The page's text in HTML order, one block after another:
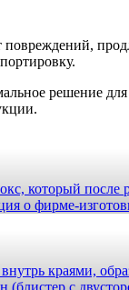
решение
который
фирме-
краями,